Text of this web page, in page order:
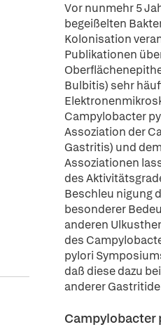
Vor nunmehr 5
begeißelten
Kolonisation
Publikationen
Bulbitis) sehr
Campylobacter
Assoziation der
Gastritis) und
Assoziationen
des
Beschleu nigung
besonderer
anderen
des
pylori
daß diese dazu
anderer
Campylobacter